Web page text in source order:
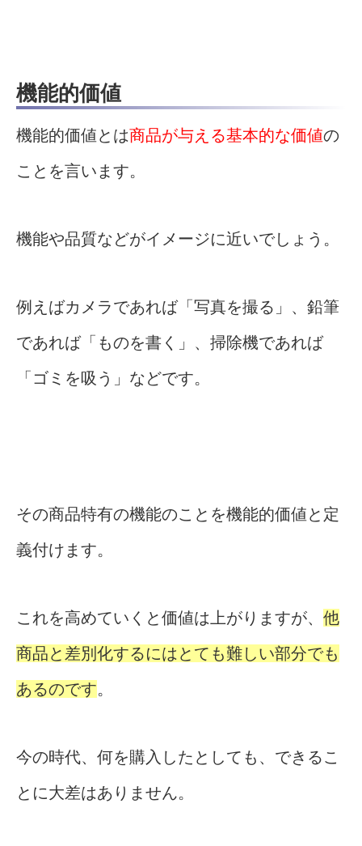
機能的価値
機能的価値とは商品が与える基本的な価値の
ことを言います。
機能や品質などがイメージに近いでしょう。
例えばカメラであれば「写真を撮る」、鉛筆
であれば「ものを書く」、掃除機であれば
「ゴミを吸う」などです。
その商品特有の機能のことを機能的価値と定
義付けます。
これを高めていくと価値は上がりますが、 他
商品と差別化するにはとても難しい部分でも
あるのです。
今の時代、何を購入したとしても、できるこ
とに大差はありません。